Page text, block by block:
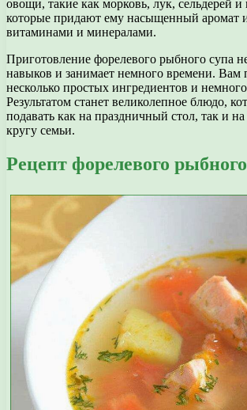
овощи, такие как морковь, лук, сельдерей и
которые придают ему насыщенный аромат
витаминами и минералами.
Приготовление форелевого рыбного супа
навыков и занимает немного времени. Вам
несколько простых ингредиентов и
Результатом станет великолепное блюдо,
подавать как на праздничный стол, так и
кругу семьи.
Рецепт форелевого